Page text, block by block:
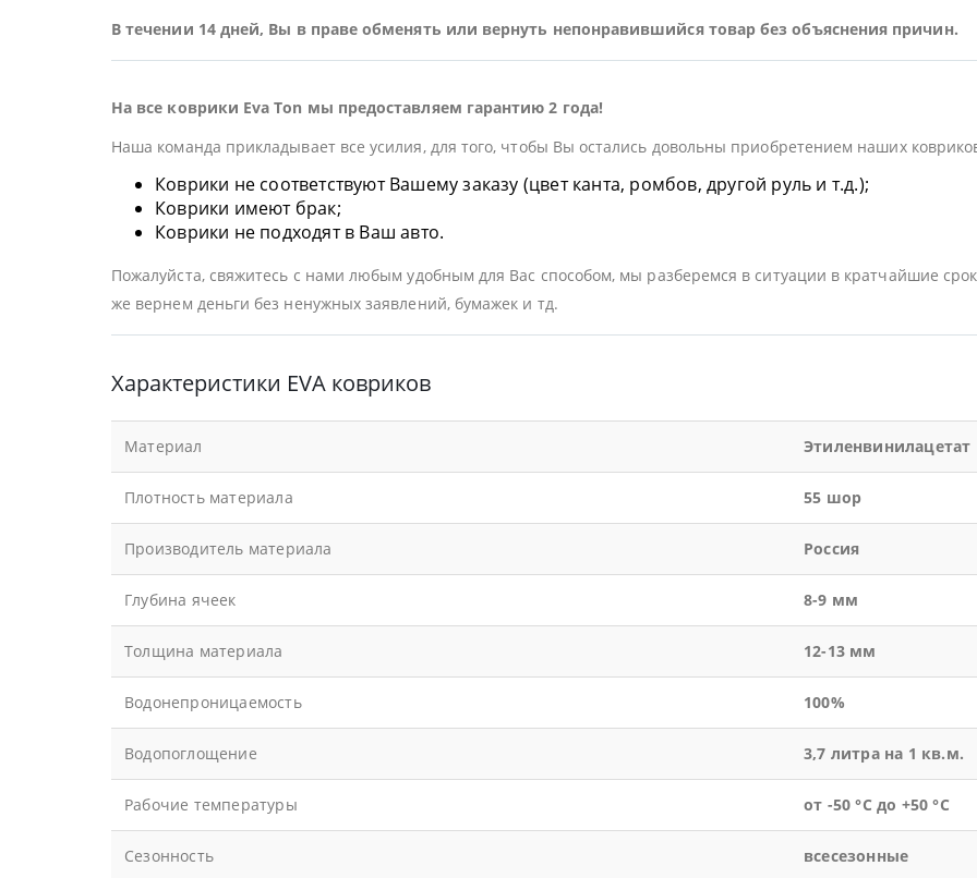
В течении 14 дней, Вы в праве обменять или вернуть непонравившийся товар без объяснения причин.
На все коврики Eva Ton мы предоставляем гарантию 2 года!
Наша команда прикладывает все усилия, для того, чтобы Вы остались довольны приобретением наших
Коврики не соответствуют Вашему заказу (цвет канта, ромбов, другой руль и т.д.);
Коврики имеют брак;
Коврики не подходят в Ваш авто.
Пожалуйста, свяжитесь с нами любым удобным для Вас способом, мы разберемся в ситуации в кратчайшие
же вернем деньги без ненужных заявлений, бумажек и тд.
Характеристики EVA ковриков
Материал Этиленвинилацетат
Плотность материала 55 шор
Производитель материала Россия
Глубина ячеек 8-9 мм
Толщина материала 12-13 мм
Водонепроницаемость 100%
Водопоглощение 3,7 литра на 1 кв.м.
Рабочие температуры от -50 °С до +50 °С
Сезонность всесезонные